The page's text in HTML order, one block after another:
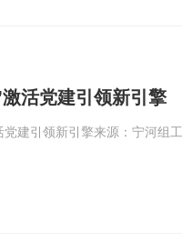
活党建引领新引擎
党建引领新引擎来源：宁河组